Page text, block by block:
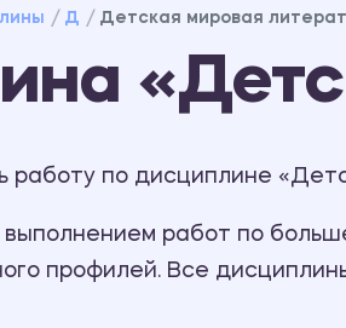
Д Детская мировая
по дисциплине
работ по
профилей. Все